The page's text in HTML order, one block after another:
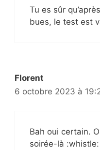
Tu es sûr
bues, le test est
Florent
6 octobre 2023 à
Bah oui certain.
soirée-là :whistle: